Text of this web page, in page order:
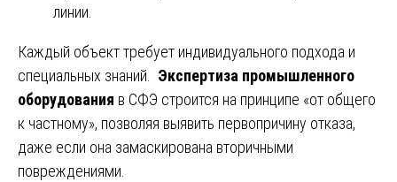
линии.
Каждый объект требует индивидуального подхода и
специальных знаний. Экспертиза промышленного
оборудования в СФЭ строится на принципе «от общего
к частному», позволяя выявить первопричину отказа,
даже если она замаскирована вторичными
повреждениями.